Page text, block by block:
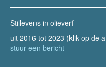
Stillevens in olieverf
uit 2016 tot 2023 (klik op de
stuur een bericht